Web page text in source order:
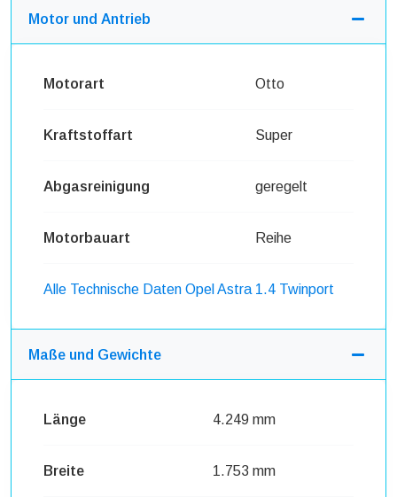
Motor und Antrieb
Motorart Otto
Kraftstoffart Super
Abgasreinigung geregelt
Motorbauart Reihe
Alle Technische Daten Opel Astra 1.4 Twinport
Maße und Gewichte
Länge 4.249 mm
Breite 1.753 mm